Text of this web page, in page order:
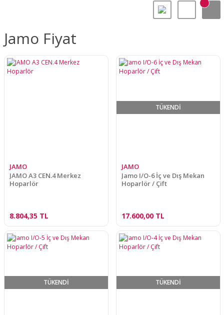
Jamo Fiyat
JAMO
JAMO A3 CEN.4 Merkez
Hoparlör
8.804,35 TL
TÜKENDİ
JAMO
Jamo I/O-6 İç ve Dış Mekan
Hoparlör / Çift
17.600,00 TL
TÜKENDİ TÜKENDİ